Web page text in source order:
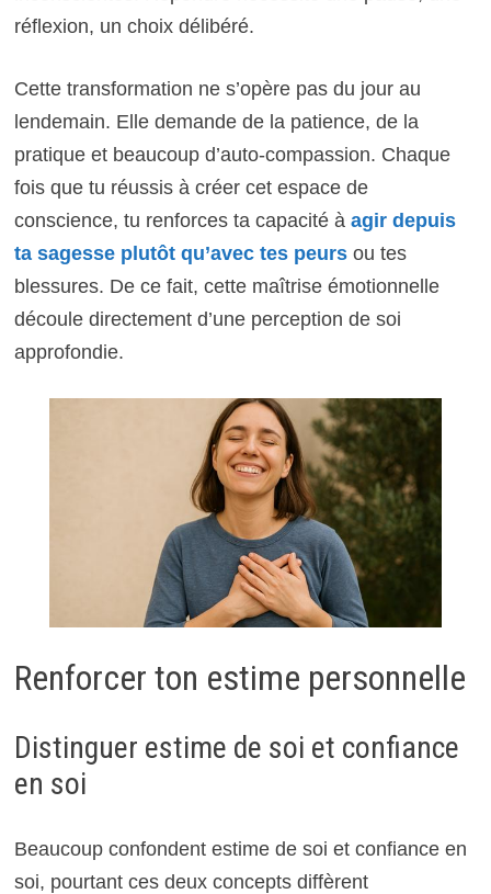
réflexion, un choix délibéré.
Cette transformation ne s’opère pas du jour au
lendemain. Elle demande de la patience, de la
pratique et beaucoup d’auto-compassion. Chaque
fois que tu réussis à créer cet espace de
conscience, tu renforces ta capacité à agir depuis
ta sagesse plutôt qu’avec tes peursou tes
blessures. De ce fait, cette maîtrise émotionnelle
découle directement d’une perception de soi
approfondie.
Renforcer ton estime personnelle
Distinguer estime de soi et confiance
en soi
Beaucoup confondent estime de soi et confiance en
soi, pourtant ces deux concepts diffèrent